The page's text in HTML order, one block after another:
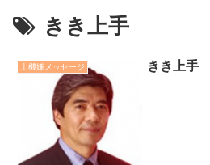
きき上手
上機嫌メッセージ きき上手